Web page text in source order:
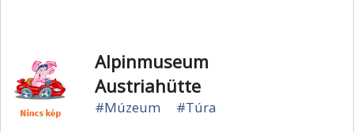
Alpinmuseum
Austriahütte
#Múzeum #Túra